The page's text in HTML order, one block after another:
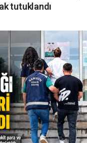
tutuklandı